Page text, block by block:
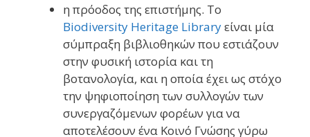
η πρόοδος της επιστήμης. Το
Biodiversity Heritage Libraryείναι μία
σύμπραξη βιβλιοθηκών που εστιάζουν
στην φυσική ιστορία και τη
βοτανολογία, και η οποία έχει ως στόχο
την ψηφιοποίηση των συλλογών των
συνεργαζόμενων φορέων για να
αποτελέσουν ένα Κοινό Γνώσης γύρω